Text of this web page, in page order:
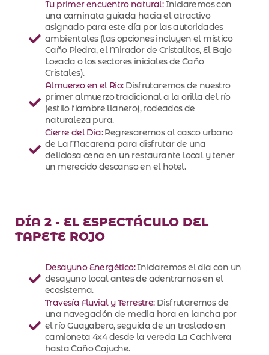
Tu primer encuentro natural:Iniciaremos con
una caminata guiada hacia el atractivo
asignado para este día por las autoridades
ambientales (las opciones incluyen el místico
Caño Piedra, el Mirador de Cristalitos, El Bajo
Lozada o los sectores iniciales de Caño
Cristales).
Almuerzo en el Río:Disfrutaremos de nuestro
primer almuerzo tradicional a la orilla del río
(estilo fiambre llanero), rodeados de
naturaleza pura.
Cierre del Día:Regresaremos al casco urbano
de La Macarena para disfrutar de una
deliciosa cena en un restaurante local y tener
un merecido descanso en el hotel.
DÍA 2 - EL ESPECTÁCULO DEL
TAPETE ROJO
Desayuno Energético:Iniciaremos el día con un
desayuno local antes de adentrarnos en el
ecosistema.
Travesía Fluvial y Terrestre:Disfrutaremos de
una navegación de media hora en lancha por
el río Guayabero, seguida de un traslado en
camioneta 4x4 desde la vereda La Cachivera
hasta Caño Cajuche.